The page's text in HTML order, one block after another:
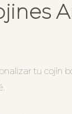
tu cojín